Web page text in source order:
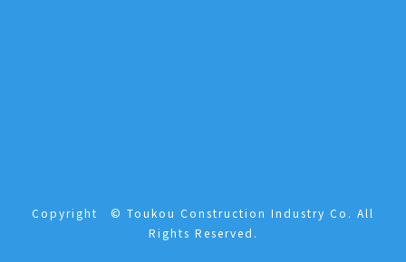
Copyright © Toukou Construction Industry Co. All
Rights Reserved.